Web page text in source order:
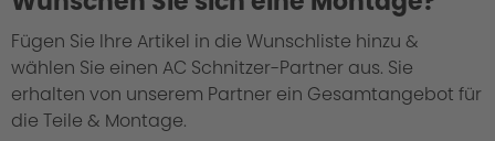
Fügen Sie Ihre Artikel in die Wunschliste hinzu &
wählen Sie einen AC Schnitzer-Partner aus. Sie
erhalten von unserem Partner ein Gesamtangebot für
die Teile & Montage.